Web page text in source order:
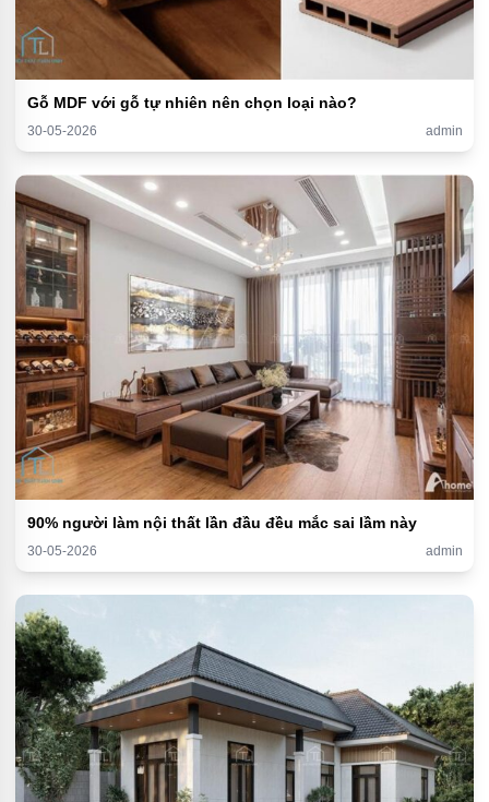
Gỗ MDF với gỗ tự nhiên nên chọn loại nào?
30-05-2026 admin
90% người làm nội thất lần đầu đều mắc sai lầm này
30-05-2026 admin